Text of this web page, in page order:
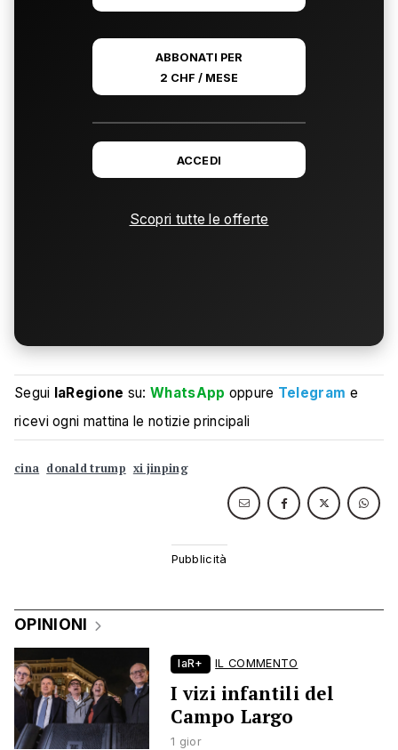
ABBONATI PER
2 CHF / MESE
ACCEDI
Scopri tutte le offerte
Segui laRegione su:WhatsApp oppure Telegram e
ricevi ogni mattina le notizie principali
cina donald trump xi jinping
OPINIONI
laR+ IL COMMENTO
I vizi infantili del
Campo Largo
1 gior